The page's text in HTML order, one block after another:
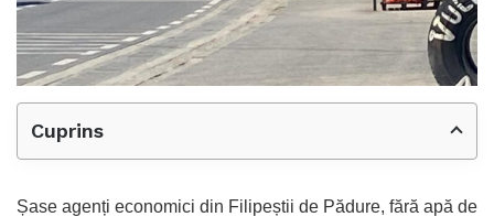
Cuprins
Șase agenți economici din Filipeștii de Pădure, fără apă de